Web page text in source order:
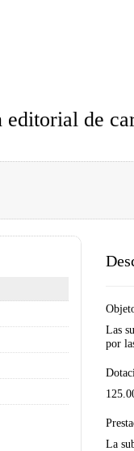
editorial de
Las
por
La